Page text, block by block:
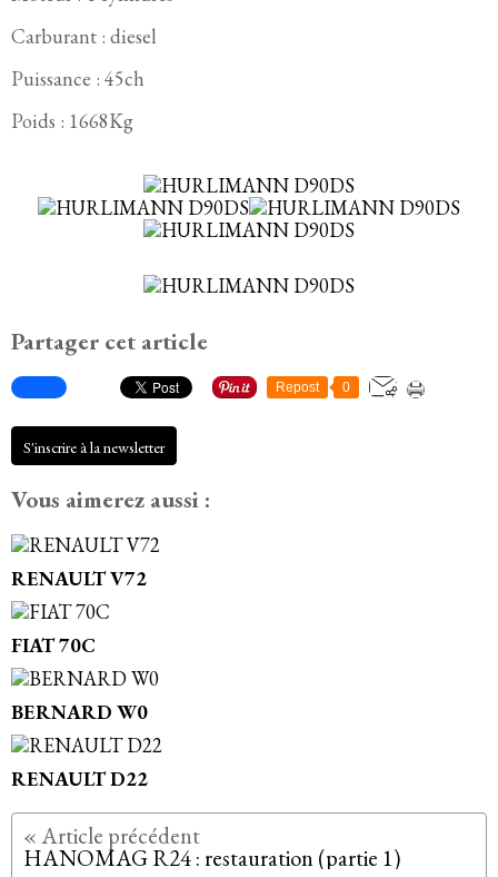
Carburant : diesel
Puissance : 45ch
Poids : 1668Kg
Partager cet article
Repost 0
S'inscrire à la newsletter
Vous aimerez aussi :
RENAULT V72
FIAT 70C
BERNARD W0
RENAULT D22
HANOMAG R24 : restauration (partie 1)